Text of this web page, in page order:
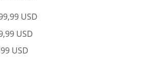
USD
USD
USD